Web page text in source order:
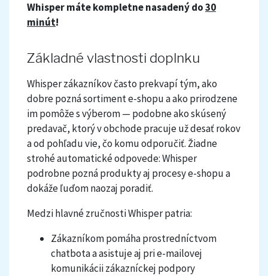
Whisper máte kompletne nasadený do30
minút!
Základné vlastnosti doplnku
Whisper zákazníkov často prekvapí tým, ako
dobre pozná sortiment e-shopu a ako prirodzene
im pomôže s výberom — podobne ako skúsený
predavač, ktorý v obchode pracuje už desať rokov
a od pohľadu vie, čo komu odporučiť. Žiadne
strohé automatické odpovede: Whisper
podrobne pozná produkty aj procesy e-shopu a
dokáže ľuďom naozaj poradiť.
Medzi hlavné zručnosti Whisper patria:
Zákazníkom pomáha prostredníctvom
chatbota a asistuje aj pri e-mailovej
komunikácii zákazníckej podpory